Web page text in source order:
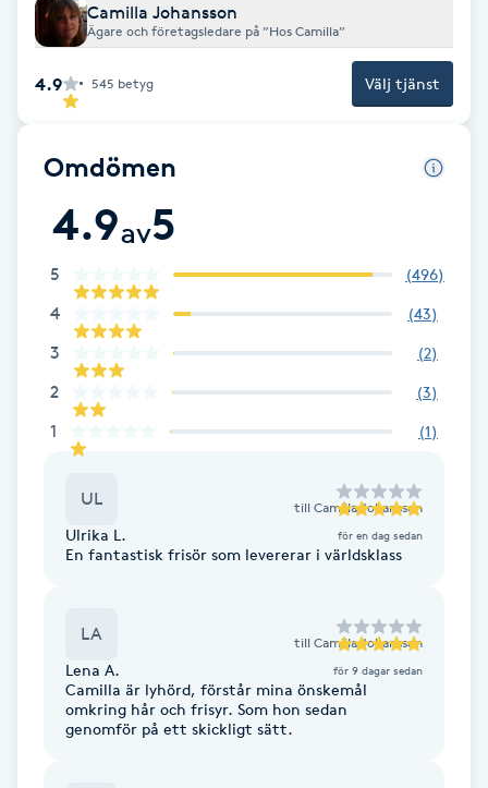
Fet hårbotten
Fettreducering
Fotsvamp
Fotvård
Fransar
Fransborttagning
Fransfärgning
Fransförlängning
Fransförlängning Megavolym
Camilla Johansson
Ägare och företagsledare på ”Hos Camilla”
4.9 545 betyg Välj tjänst
Omdömen
4.9av5
5 (496)
4 (43)
3 (2)
2 (3)
1 (1)
UL till Camilla Johansson
Ulrika L. för en dag sedan
En fantastisk frisör som levererar i världsklass
LA till Camilla Johansson
Lena A. för 9 dagar sedan
Camilla är lyhörd, förstår mina önskemål
omkring hår och frisyr. Som hon sedan
genomför på ett skickligt sätt.